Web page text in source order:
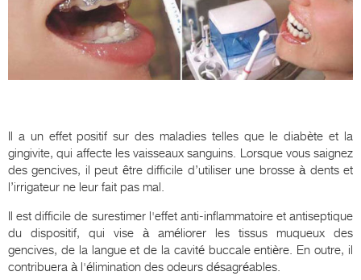
Il a un effet positif sur des maladies telles que le diabète et la
gingivite, qui affecte les vaisseaux sanguins. Lorsque vous saignez
des gencives, il peut être difficile d’utiliser une brosse à dents et
l’irrigateur ne leur fait pas mal.
Il est difficile de surestimer l'effet anti-inflammatoire et antiseptique
du dispositif, qui vise à améliorer les tissus muqueux des
gencives, de la langue et de la cavité buccale entière. En outre, il
contribuera à l'élimination des odeurs désagréables.